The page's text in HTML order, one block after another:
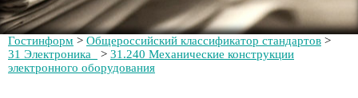
Гостинформ > Общероссийский классификатор стандартов >
31 Электроника
> 31.240 Механические конструкции
электронного оборудования